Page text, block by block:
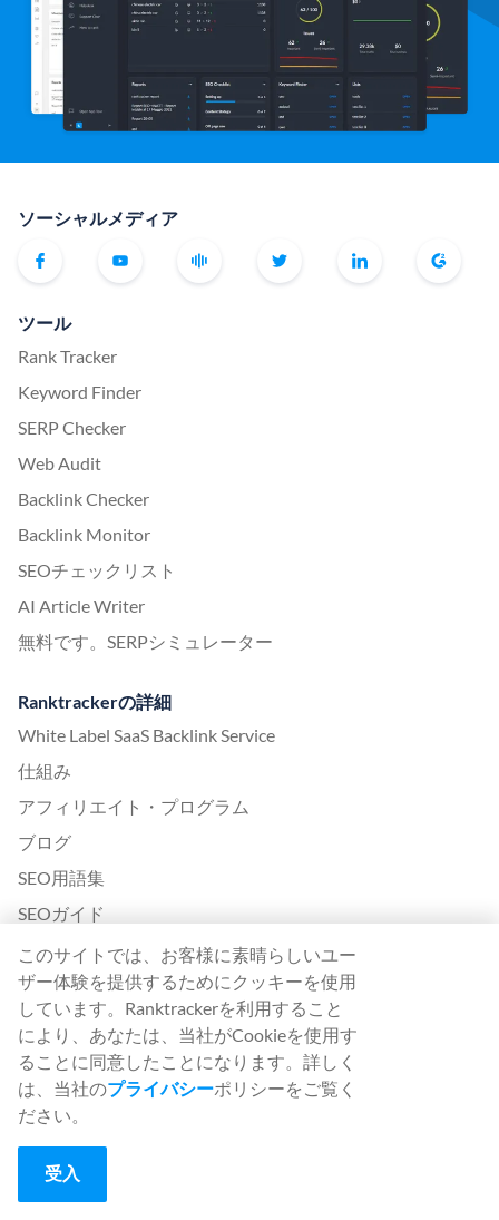
ソーシャルメディア
ツール
Rank Tracker
Keyword Finder
SERP Checker
Web Audit
Backlink Checker
Backlink Monitor
SEOチェックリスト
AI Article Writer
無料です。SERPシミュレーター
Ranktrackerの詳細
White Label SaaS Backlink Service
仕組み
アフィリエイト・プログラム
ブログ
SEO用語集
SEOガイド
無料SEOツール
ゲスト投稿規約
Googleアルゴリズム更新履歴
法的事項
ご利用条件
プライバシーポリシー
App
このサイトでは、お客様に素晴らしいユー
ザー体験を提供するためにクッキーを使用
しています。Ranktrackerを利用すること
により、あなたは、当社がCookieを使用す
ることに同意したことになります。詳しく
は、当社のプライバシーポリシーをご覧く
ださい。
受入